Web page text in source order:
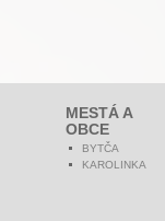
MESTÁ A
OBCE
BYTČA
KAROLINKA